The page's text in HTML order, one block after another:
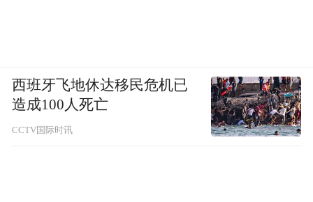
西班牙飞地休达移民危机已
造成100人死亡
CCTV国际时讯